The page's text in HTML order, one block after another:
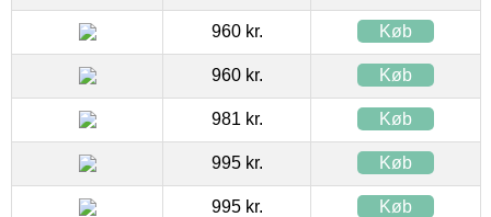
960 kr. Køb
960 kr. Køb
981 kr. Køb
995 kr. Køb
995 kr. Køb